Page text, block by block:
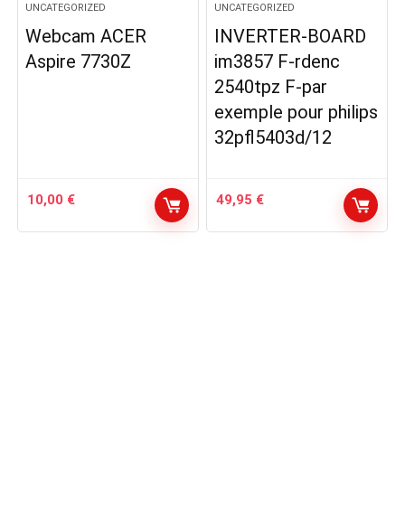
UNCATEGORIZED
Webcam ACER
Aspire 7730Z
10,00 €
UNCATEGORIZED
INVERTER-BOARD
im3857 F-rdenc
2540tpz F-par
exemple pour philips
32pfl5403d/12
49,95 €